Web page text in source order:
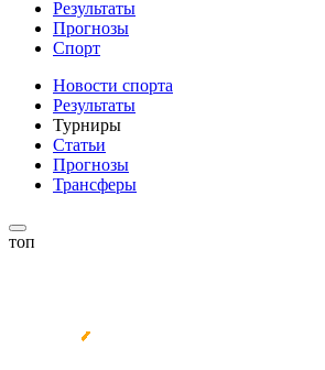
Результаты
Прогнозы
Спорт
Новости спорта
Результаты
Турниры
Статьи
Прогнозы
Трансферы
топ